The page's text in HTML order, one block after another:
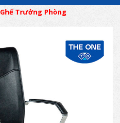
Ghế Trưởng Phòng